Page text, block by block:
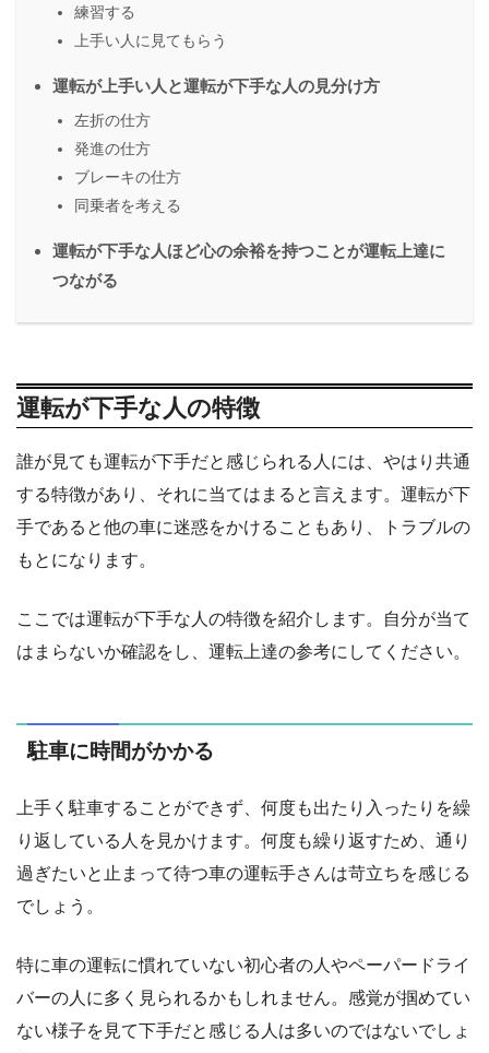
練習する
上手い人に見てもらう
運転が上手い人と運転が下手な人の見分け方
左折の仕方
発進の仕方
ブレーキの仕方
同乗者を考える
運転が下手な人ほど心の余裕を持つことが運転上達に
つながる
運転が下手な人の特徴
誰が見ても運転が下手だと感じられる人には、やはり共通
する特徴があり、それに当てはまると言えます。運転が下
手であると他の車に迷惑をかけることもあり、トラブルの
もとになります。
ここでは運転が下手な人の特徴を紹介します。自分が当て
はまらないか確認をし、運転上達の参考にしてください。
駐車に時間がかかる
上手く駐車することができず、何度も出たり入ったりを繰
り返している人を見かけます。何度も繰り返すため、通り
過ぎたいと止まって待つ車の運転手さんは苛立ちを感じる
でしょう。
特に車の運転に慣れていない初心者の人やペーパードライ
バーの人に多く見られるかもしれません。感覚が掴めてい
ない様子を見て下手だと感じる人は多いのではないでしょ